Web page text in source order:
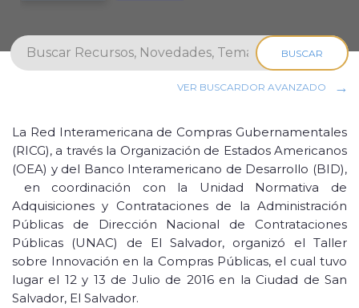
BUSCAR
VER BUSCARDOR AVANZADO
La Red Interamericana de Compras Gubernamentales
(RICG), a través la Organización de Estados Americanos
(OEA) y del Banco Interamericano de Desarrollo (BID),
en coordinación con la Unidad Normativa de
Adquisiciones y Contrataciones de la Administración
Públicas de Dirección Nacional de Contrataciones
Públicas (UNAC) de El Salvador, organizó el Taller
sobre Innovación en la Compras Públicas, el cual tuvo
lugar el 12 y 13 de Julio de 2016 en la Ciudad de San
Salvador, El Salvador.